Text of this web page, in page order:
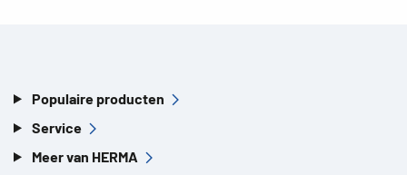
Populaire producten
Service
Meer van HERMA